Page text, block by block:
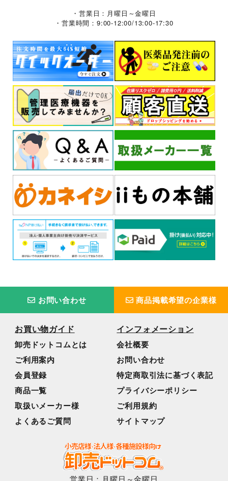
・営業日：月曜日～金曜日
・営業時間：9:00-12:00/13:00-17:30
お問い合わせ 商品掲載希望の企業様
お買い物ガイド
卸売ドットコムとは
ご利用案内
会員登録
商品一覧
取扱いメーカー様
よくあるご質問
インフォメーション
会社概要
お問い合わせ
特定商取引法に基づく表記
プライバシーポリシー
ご利用規約
サイトマップ
営業日：月曜日～金曜日